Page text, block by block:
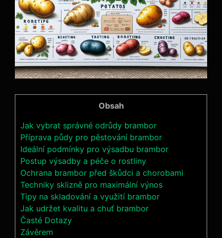
Obsah
Jak vybrat správné odrůdy brambor
Příprava půdy pro pěstování brambor
Ideální podmínky pro výsadbu brambor
Postup výsadby a péče o rostliny
Ochrana brambor před škůdci a chorobami
Techniky sklizně pro maximální výnos
Tipy na skladování a využití brambor
Jak udržet kvalitu a chuť brambor
Časté Dotazy
Závěrem